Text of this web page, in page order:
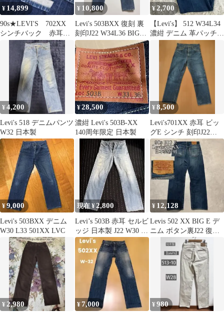
¥ 14,899
90s★LEVI'S 702XX
シンチバック 赤耳
インディゴ デニム パン
¥ 10,800
Levi's 503BXX 復刻 裏
刻印J22 W34L36 BIGE
日本製
¥2,700
【Levi's】 512 W34L34
濃紺 デニム 革パッチ
リーバイス
¥4,200
Levi's 518 デニムパンツ
W32 日本製
¥28,500
濃紺 Levi's 503B-XX
140周年限定 日本製
¥8,500
Levi's701XX 赤耳 ビッ
グE シンチ 刻印J22
W31
¥9,000
Levi's 503BXX デニム
W30 L33 501XX LVC
現在 ¥2,800
Levi’s 503B 赤耳 セルビ
ッジ 日本製 J22 W30 ダ
メージ加工
¥ 12,128
Levis 502 XX BIG E デ
ニム ボタン裏J22 復刻
¥ 2,980 ¥7,000 ¥980